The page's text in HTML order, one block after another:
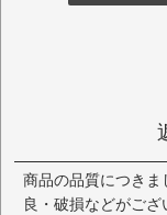
商品の品質につき
良・破損などがご